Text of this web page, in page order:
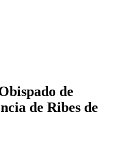
de
de Ribes de